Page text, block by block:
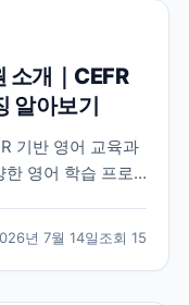
소개｜CEFR
알아보기
기반 영어 교육과
영어 학습 프로
년 7월 14일조회 15